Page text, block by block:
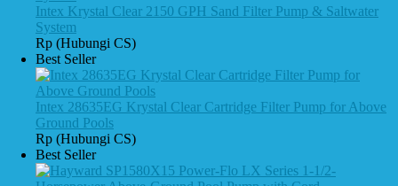
Intex Krystal Clear 2150 GPH Sand Filter Pump & Saltwater
System
Rp (Hubungi CS)
Best Seller
Intex 28635EG Krystal Clear Cartridge Filter Pump for Above
Ground Pools
Rp (Hubungi CS)
Best Seller